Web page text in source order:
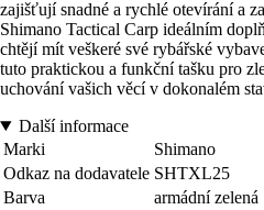
zajišťují snadné a rychlé otevírání a
Shimano Tactical Carp ideálním
chtějí mít veškeré své rybářské
tuto praktickou a funkční tašku pro
uchování vašich věcí v dokonalém
Další informace
Marki
Shimano
Odkaz na dodavatele SHTXL25
Barva
armádní zelená